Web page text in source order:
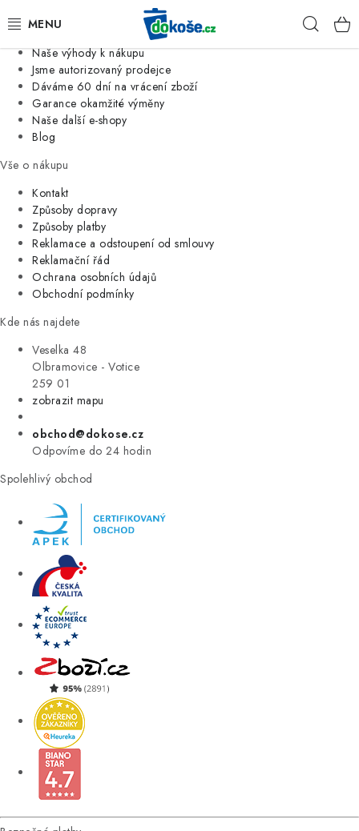
Jsme tradiční česká firma
Naše výhody k nákupu
Jsme autorizovaný prodejce
Dáváme 60 dní na vrácení zboží
Garance okamžité výměny
Naše další e-shopy
Blog
Vše o nákupu
Kontakt
Způsoby dopravy
Způsoby platby
Reklamace a odstoupení od smlouvy
Reklamační řád
Ochrana osobních údajů
Obchodní podmínky
Kde nás najdete
Veselka 48
Olbramovice - Votice
259 01
zobrazit mapu
obchod@dokose.cz
Odpovíme do 24 hodin
Spolehlivý obchod
KOŠE
SÁČKY
KUCHYNĚ
ORGANIZACE
DOMÁCNOST
ÚKLID
VÝPRODEJ
ZNAČKY
Úvod Kontakt Blog
Moje objednávka